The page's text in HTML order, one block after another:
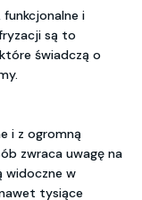
funkcjonalne i
są to
świadczą o
i z ogromną
zwraca uwagę na
widoczne w
tysiące